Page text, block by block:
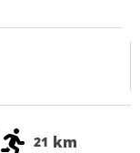
21 km